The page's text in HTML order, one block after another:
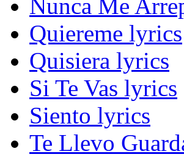
Nunca Me
Quiereme lyrics
Quisiera lyrics
Si Te Vas lyrics
Siento lyrics
Te Llevo